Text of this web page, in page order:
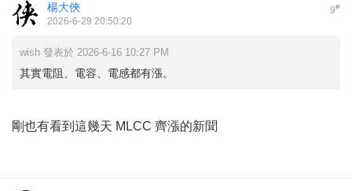
9#
楊大俠
2026-6-29 20:50:20
wish 發表於 2026-6-16 10:27 PM
其實電阻、電容、電感都有漲。
剛也有看到這幾天 MLCC 齊漲的新聞